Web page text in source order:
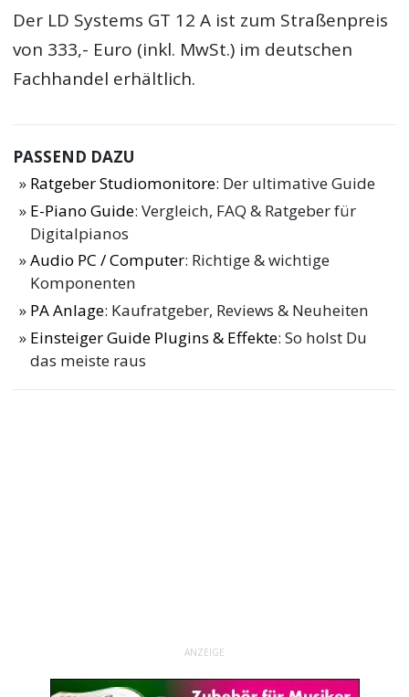
Der LD Systems GT 12 A ist zum Straßenpreis
von 333,- Euro (inkl. MwSt.) im deutschen
Fachhandel erhältlich.
PASSEND DAZU
Ratgeber Studiomonitore: Der ultimative Guide
E-Piano Guide: Vergleich, FAQ & Ratgeber für
Digitalpianos
Audio PC / Computer: Richtige & wichtige
Komponenten
PA Anlage: Kaufratgeber, Reviews & Neuheiten
Einsteiger Guide Plugins & Effekte: So holst Du
das meiste raus
ANZEIGE